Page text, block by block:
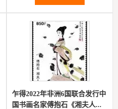
乍得2022年非洲6国联合发行中
国书画名家傅抱石《湘夫人...